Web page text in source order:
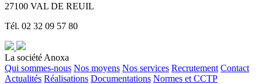
27100 VAL DE REUIL
Tél. 02 32 09 57 80
La société Anoxa
Qui sommes-nous Nos moyens Nos services Recrutement Contact
Actualités Réalisations Documentations Normes et CCTP